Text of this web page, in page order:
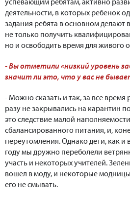
деятельности, в которых ребенок
задания ребята в основном делают
не только получить
но и освободить время для живого
- Вы отметили «низкий уровень
значит ли это, что у вас не
- Можно сказать и так, за все
разу не закрывались на карантин
это следствие малой
сбалансированного питания, и,
переутомления. Однако дети, как и
году мы дружно переболели
участь и некоторых учителей.
вошел в моду, и некоторые
его не смывать.